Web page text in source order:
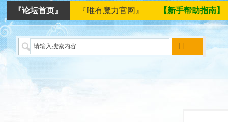
『论坛首页』 『唯有魔力官网』 【新手帮助指南】